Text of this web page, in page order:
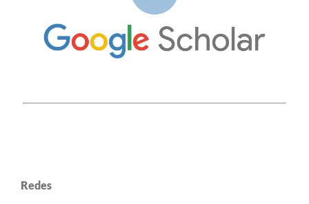
Redes